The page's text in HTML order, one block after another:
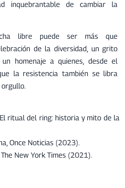
inquebrantable de cambiar la
libre puede ser más que
de la diversidad, un grito
homenaje a quienes, desde el
la resistencia también se libra
orgullo.
ritual del ring: historia y mito de la
Once Noticias (2023).
New York Times (2021).